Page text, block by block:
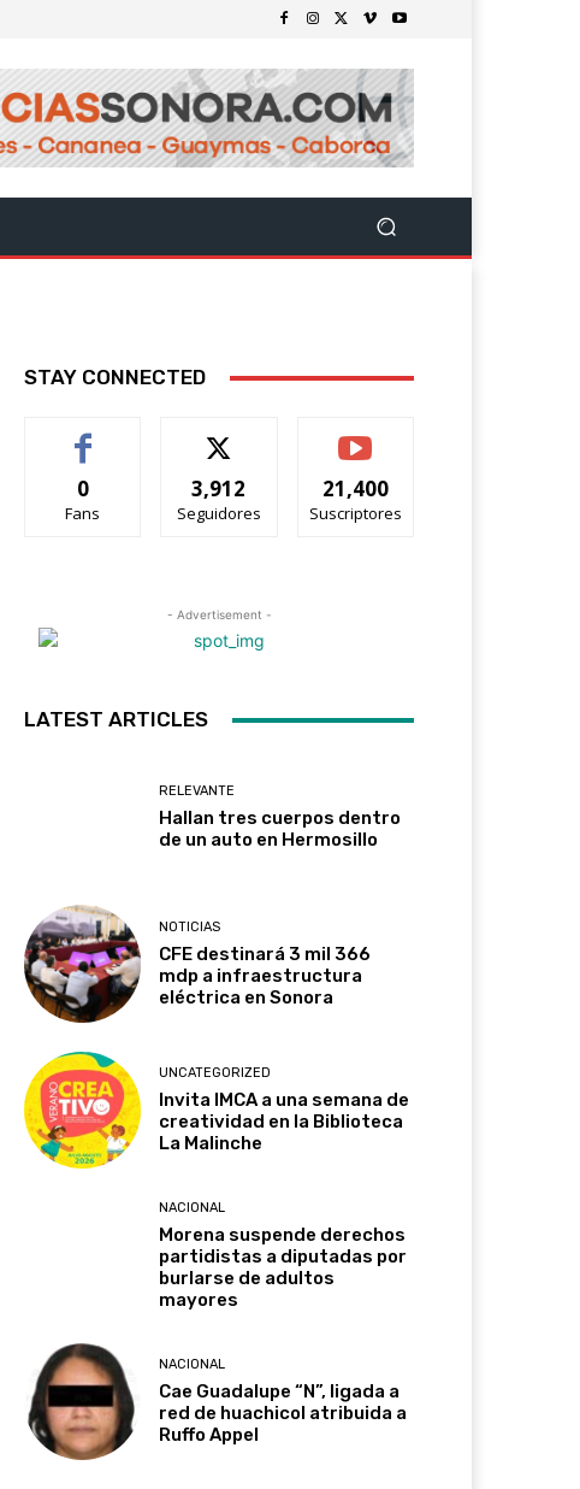
STAY CONNECTED
0
Fans
3,912
Seguidores
21,400
Suscriptores
- Advertisement -
LATEST ARTICLES
RELEVANTE
Hallan tres cuerpos dentro
de un auto en Hermosillo
NOTICIAS
CFE destinará 3 mil 366
mdp a infraestructura
eléctrica en Sonora
UNCATEGORIZED
Invita IMCA a una semana de
creatividad en la Biblioteca
La Malinche
NACIONAL
Morena suspende derechos
partidistas a diputadas por
burlarse de adultos
mayores
NACIONAL
Cae Guadalupe “N”, ligada a
red de huachicol atribuida a
Ruffo Appel